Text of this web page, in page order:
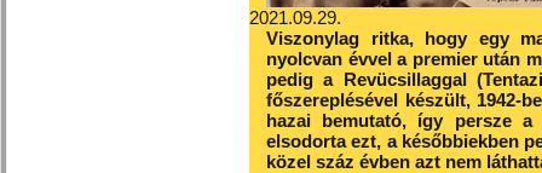
2021.09.29.
Viszonylag ritka, hogy egy
nyolcvan évvel a premier után
pedig a Revücsillaggal
főszereplésével készült, 1942-
hazai bemutató, így persze
elsodorta ezt, a későbbiekben
közel száz évben azt nem